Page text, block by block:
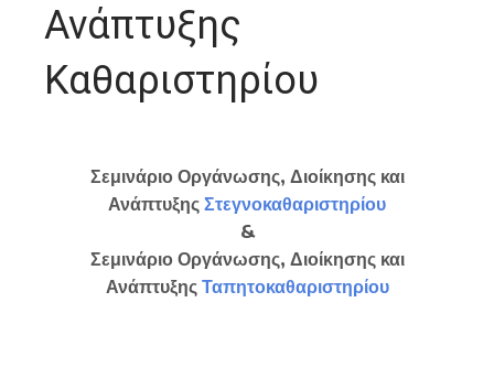
Ανάπτυξης
Καθαριστηρίου
Σεμινάριο Οργάνωσης, Διοίκησης και
Ανάπτυξης Στεγνοκαθαριστηρίου
&
Σεμινάριο Οργάνωσης, Διοίκησης και
Ανάπτυξης Ταπητοκαθαριστηρίου